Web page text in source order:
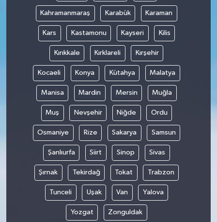
Kahramanmaraş Karabük Karaman
Kars Kastamonu Kayseri Kilis
Kırıkkale Kırklareli Kırşehir
Kocaeli Konya Kütahya Malatya
Manisa Mardin Mersin Muğla
Muş Nevşehir Niğde Ordu
Osmaniye Rize Sakarya Samsun
Şanlıurfa Siirt Sinop Sivas
Şırnak Tekirdağ Tokat Trabzon
Tunceli Uşak Van Yalova
Yozgat Zonguldak